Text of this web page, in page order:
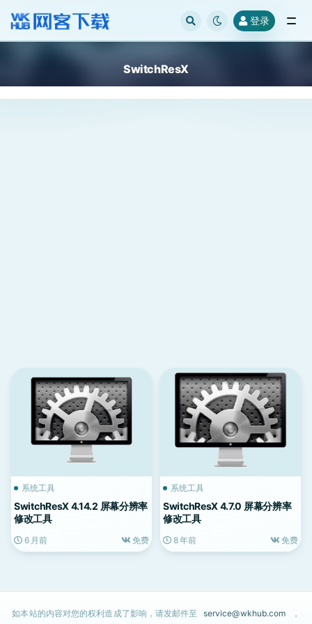
登录
SwitchResX
系统工具
SwitchResX 4.14.2 屏幕分辨率
修改工具
6 月前 免费
系统工具
SwitchResX 4.7.0 屏幕分辨率
修改工具
8 年前 免费
如本站的内容对您的权利造成了影响，请发邮件至 service@wkhub.com ，
全部